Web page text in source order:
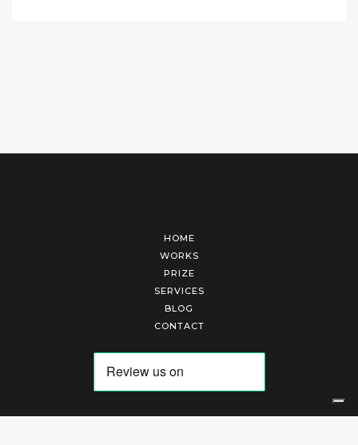
HOME
WORKS
PRIZE
SERVICES
BLOG
CONTACT
Arte Laguna Srl | P.I. 03845370265 | REA 303184 |Cookies Policy|Privacy Policy